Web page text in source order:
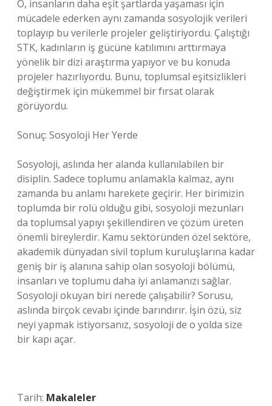
O, insanların daha eşit şartlarda yaşaması için
mücadele ederken aynı zamanda sosyolojik verileri
toplayıp bu verilerle projeler geliştiriyordu. Çalıştığı
STK, kadınların iş gücüne katılımını arttırmaya
yönelik bir dizi araştırma yapıyor ve bu konuda
projeler hazırlıyordu. Bunu, toplumsal eşitsizlikleri
değiştirmek için mükemmel bir fırsat olarak
görüyordu.
Sonuç: Sosyoloji Her Yerde
Sosyoloji, aslında her alanda kullanılabilen bir
disiplin. Sadece toplumu anlamakla kalmaz, aynı
zamanda bu anlamı harekete geçirir. Her birimizin
toplumda bir rolü olduğu gibi, sosyoloji mezunları
da toplumsal yapıyı şekillendiren ve çözüm üreten
önemli bireylerdir. Kamu sektöründen özel sektöre,
akademik dünyadan sivil toplum kuruluşlarına kadar
geniş bir iş alanına sahip olan sosyoloji bölümü,
insanları ve toplumu daha iyi anlamanızı sağlar.
Sosyoloji okuyan biri nerede çalışabilir? Sorusu,
aslında birçok cevabı içinde barındırır. İşin özü, siz
neyi yapmak istiyorsanız, sosyoloji de o yolda size
bir kapı açar.
Tarih: Makaleler